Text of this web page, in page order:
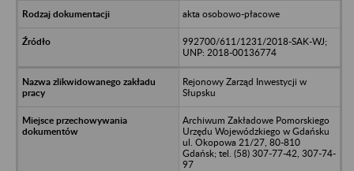
akta osobowo-płacowe
992700/611/1231/2018-SAK-WJ;
UNP: 2018-00136774
Rejonowy Zarząd Inwestycji w
Słupsku
Archiwum Zakładowe Pomorskiego
Urzędu Wojewódzkiego w Gdańsku
ul. Okopowa 21/27, 80-810
Gdańsk; tel. (58) 307-77-42, 307-74-
97